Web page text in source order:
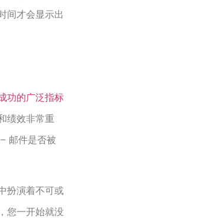
间才会显示出
功的广泛指标
绩效非常重
邮件是否被
扮演着不可或
您一开始就没